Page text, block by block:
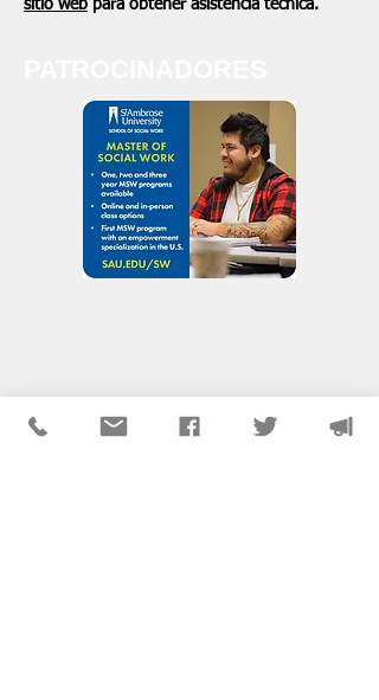
sitio web para obtener asistencia técnica.